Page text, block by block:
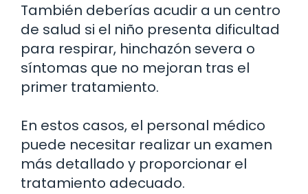
También deberías acudir a un centro
de salud si el niño presenta dificultad
para respirar, hinchazón severa o
síntomas que no mejoran tras el
primer tratamiento.
En estos casos, el personal médico
puede necesitar realizar un examen
más detallado y proporcionar el
tratamiento adecuado.